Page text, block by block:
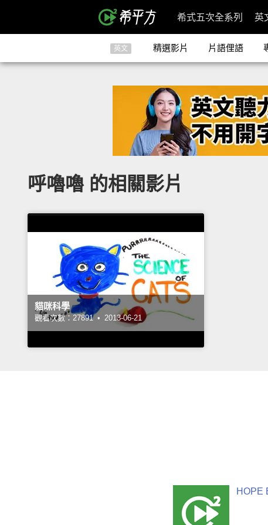
希式五次全系列 英
英文 精選影片 片語俚語
呼嚕嚕 的相關影片
貓咪科學
觀看次數：27891 • 2013-06-21
HOPE